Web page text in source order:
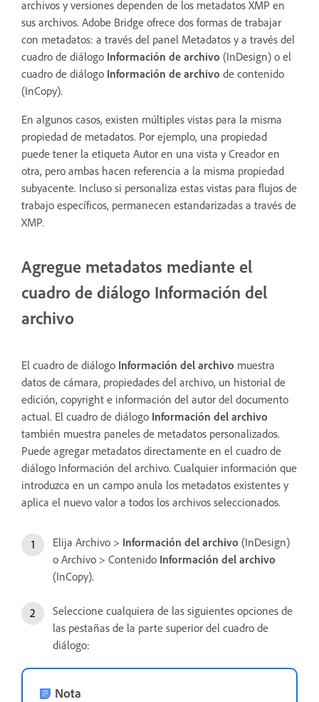
archivos y versiones dependen de los metadatos XMP en
sus archivos. Adobe Bridge ofrece dos formas de trabajar
con metadatos: a través del panel Metadatos y a través del
cuadro de diálogo Información de archivo (InDesign) o el
cuadro de diálogo Información de archivo de contenido
(InCopy).
En algunos casos, existen múltiples vistas para la misma
propiedad de metadatos. Por ejemplo, una propiedad
puede tener la etiqueta Autor en una vista y Creador en
otra, pero ambas hacen referencia a la misma propiedad
subyacente. Incluso si personaliza estas vistas para flujos de
trabajo específicos, permanecen estandarizadas a través de
XMP.
Agregue metadatos mediante el
cuadro de diálogo Información del
archivo
El cuadro de diálogo Información del archivo muestra
datos de cámara, propiedades del archivo, un historial de
edición, copyright e información del autor del documento
actual. El cuadro de diálogo Información del archivo
también muestra paneles de metadatos personalizados.
Puede agregar metadatos directamente en el cuadro de
diálogo Información del archivo. Cualquier información que
introduzca en un campo anula los metadatos existentes y
aplica el nuevo valor a todos los archivos seleccionados.
Elija Archivo > Información del archivo (InDesign)
o Archivo > Contenido Información del archivo
(InCopy).
Seleccione cualquiera de las siguientes opciones de
las pestañas de la parte superior del cuadro de
diálogo:
Nota